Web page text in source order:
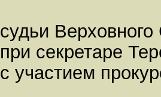
судьи
при секретаре
с участием